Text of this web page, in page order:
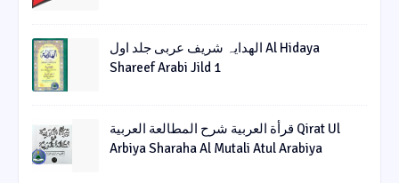
الھدایہ شریف عربی جلد اول Al Hidaya
Shareef Arabi Jild 1
قرأة العربیة شرح المطالعة العربیة Qirat Ul
Arbiya Sharaha Al Mutali Atul Arabiya